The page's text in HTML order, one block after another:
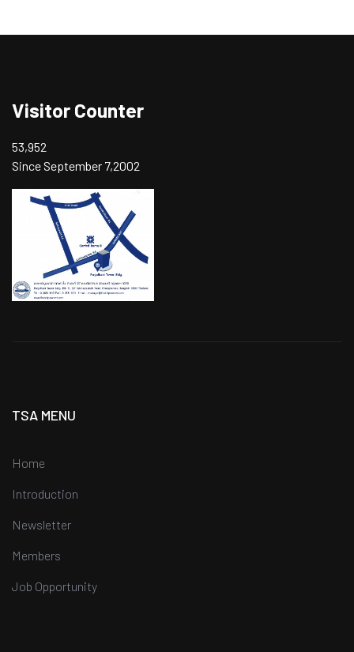
Visitor Counter
53,952
Since September 7,2002
TSA MENU
Home
Introduction
Newsletter
Members
Job Opportunity